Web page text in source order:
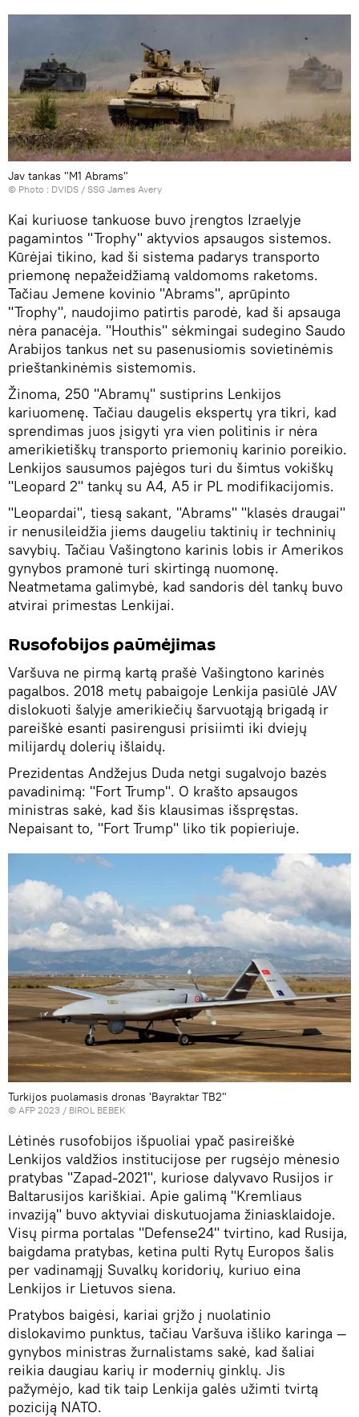
Jav tankas "M1 Abrams"
© Photo : DVIDS / SSG James Avery
Kai kuriuose tankuose buvo įrengtos Izraelyje
pagamintos "Trophy" aktyvios apsaugos sistemos.
Kūrėjai tikino, kad ši sistema padarys transporto
priemonę nepažeidžiamą valdomoms raketoms.
Tačiau Jemene kovinio "Abrams", aprūpinto
"Trophy", naudojimo patirtis parodė, kad ši apsauga
nėra panacėja. "Houthis" sėkmingai sudegino Saudo
Arabijos tankus net su pasenusiomis sovietinėmis
prieštankinėmis sistemomis.
Žinoma, 250 "Abramų" sustiprins Lenkijos
kariuomenę. Tačiau daugelis ekspertų yra tikri, kad
sprendimas juos įsigyti yra vien politinis ir nėra
amerikietiškų transporto priemonių karinio poreikio.
Lenkijos sausumos pajėgos turi du šimtus vokiškų
"Leopard 2" tankų su A4, A5 ir PL modifikacijomis.
"Leopardai", tiesą sakant, "Abrams" "klasės draugai"
ir nenusileidžia jiems daugeliu taktinių ir techninių
savybių. Tačiau Vašingtono karinis lobis ir Amerikos
gynybos pramonė turi skirtingą nuomonę.
Neatmetama galimybė, kad sandoris dėl tankų buvo
atvirai primestas Lenkijai.
Rusofobijos paūmėjimas
Varšuva ne pirmą kartą prašė Vašingtono karinės
pagalbos. 2018 metų pabaigoje Lenkija pasiūlė JAV
dislokuoti šalyje amerikiečių šarvuotąją brigadą ir
pareiškė esanti pasirengusi prisiimti iki dviejų
milijardų dolerių išlaidų.
Prezidentas Andžejus Duda netgi sugalvojo bazės
pavadinimą: "Fort Trump". O krašto apsaugos
ministras sakė, kad šis klausimas išspręstas.
Nepaisant to, "Fort Trump" liko tik popieriuje.
Turkijos puolamasis dronas 'Bayraktar TB2"
© AFP 2023 / BIROL BEBEK
Lėtinės rusofobijos išpuoliai ypač pasireiškė
Lenkijos valdžios institucijose per rugsėjo mėnesio
pratybas "Zapad-2021", kuriose dalyvavo Rusijos ir
Baltarusijos kariškiai. Apie galimą "Kremliaus
invaziją" buvo aktyviai diskutuojama žiniasklaidoje.
Visų pirma portalas "Defense24" tvirtino, kad Rusija,
baigdama pratybas, ketina pulti Rytų Europos šalis
per vadinamąjį Suvalkų koridorių, kuriuo eina
Lenkijos ir Lietuvos siena.
Pratybos baigėsi, kariai grįžo į nuolatinio
dislokavimo punktus, tačiau Varšuva išliko karinga —
gynybos ministras žurnalistams sakė, kad šaliai
reikia daugiau karių ir modernių ginklų. Jis
pažymėjo, kad tik taip Lenkija galės užimti tvirtą
poziciją NATO.